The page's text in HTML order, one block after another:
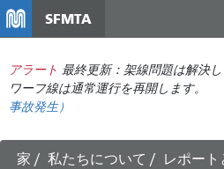
コ
ン
ン
ツ
SFMTA
アラート 最終更新：架線問題は解決
ワーフ線は通常運行を再開します。
事故発生）
家 私たちについて
レポート